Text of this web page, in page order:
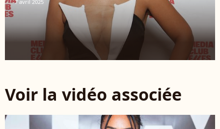
7 avril 2025
Voir la vidéo associée